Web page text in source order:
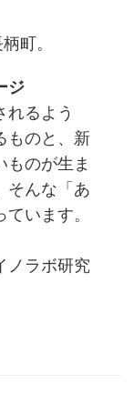
町。
ジ
れるよう
ものと、新
ものが生ま
そんな「あ
います。
ノラボ研究